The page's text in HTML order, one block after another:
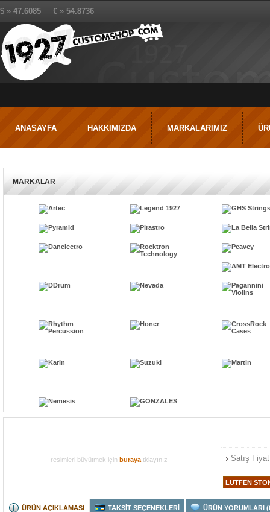
$ » 47.6085 € » 54.8736
ANASAYFA HAKKIMIZDA MARKALARIMIZ
MARKALAR
resimleri büyütmek için buraya tklayınız Satış
ÜRÜN AÇIKLAMASI TAKSİT SEÇENEKLERİ ÜRÜN YORUMLARI